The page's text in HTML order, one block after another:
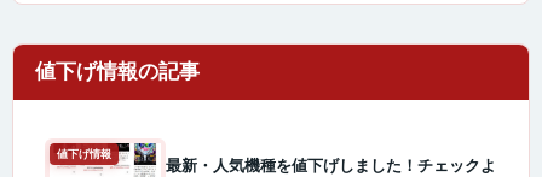
値下げ情報
最新・人気機種を値下げしました！チェックよ